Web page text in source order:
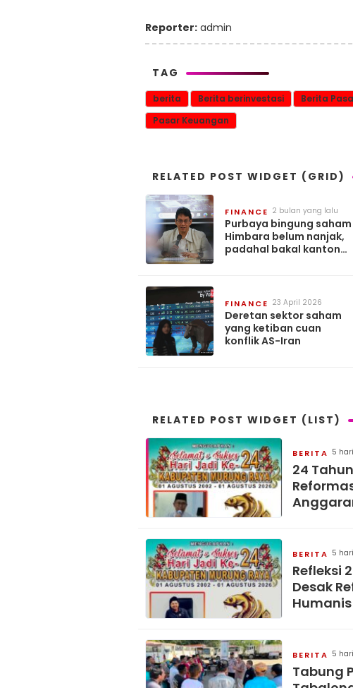
Reporter: admin
TAG
berita Berita berinvestasi Berita
Pasar Keuangan
RELATED POST WIDGET (GRID)
FINANCE 2 bulan yang lalu
Purbaya bingung saham
Himbara belum nanjak,
padahal bakal kantongi
FINANCE 23 April 2026
Deretan sektor saham
yang ketiban cuan
konflik AS-Iran
RELATED POST WIDGET (LIST)
BERITA 5
24
BERITA 5
Refleksi
Desak
Humanis
BERITA 5
Tabung